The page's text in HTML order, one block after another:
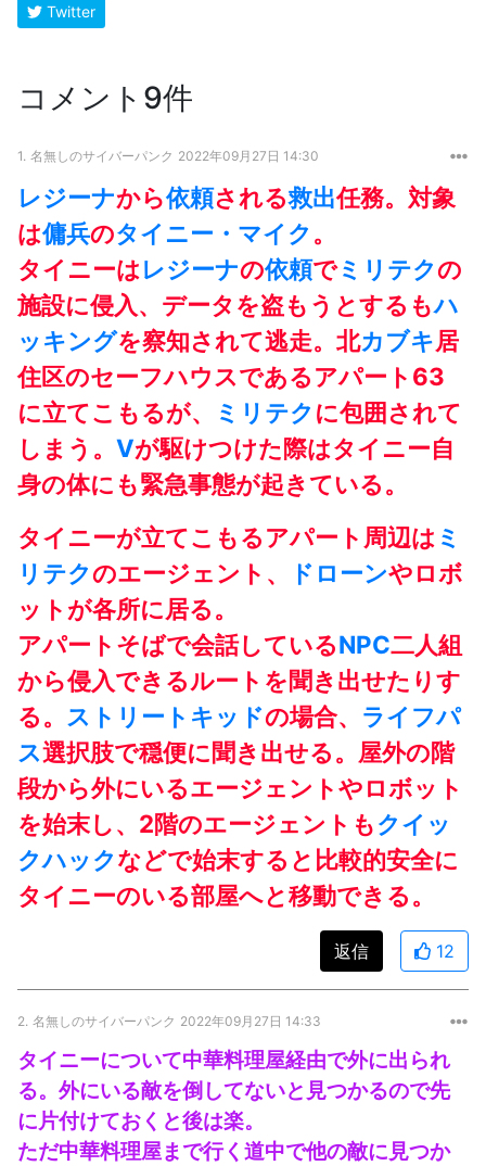
Twitter
コメント9件
1. 名無しのサイバーパンク 2022年09月27日 14:30
レジーナから依頼される救出任務。対象
は傭兵のタイニー・マイク 。
タイニーはレジーナの依頼でミリテクの
施設に侵入、データを盗もうとするもハ
ッキングを察知されて逃走。北カブキ居
住区のセーフハウスであるアパート63
に立てこもるが、
ミリテク に包囲されて
しまう。 Vが駆けつけた際はタイニー自
身の体にも緊急事態が起きている。
タイニーが立てこもるアパート周辺は ミ
リテクのエージェント、 ドローンやロボ
ットが各所に居る。
アパートそばで会話しているNPC二人組
から侵入できるルートを聞き出せたりす
る。 ストリートキッドの場合、 ライフパ
ス選択肢で穏便に聞き出せる。屋外の階
段から外にいるエージェントやロボット
を始末し、2階のエージェントもクイッ
クハックなどで始末すると比較的安全に
タイニーのいる部屋へと移動できる。
返信 12
2. 名無しのサイバーパンク 2022年09月27日 14:33
タイニーについて中華料理屋経由で外に出られ
る。外にいる敵を倒してないと見つかるので先
に片付けておくと後は楽。
ただ中華料理屋まで行く道中で他の敵に見つか